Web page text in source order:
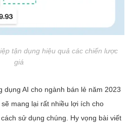
tận dụng hiệu quả các chiến lược
giá
dụng AI cho ngành bán lẻ năm 2023
mang lại rất nhiều lợi ích cho
sử dụng chúng. Hy vọng bài viết